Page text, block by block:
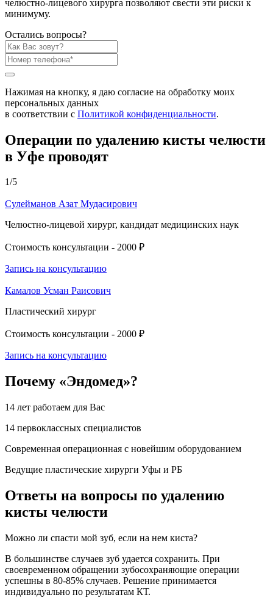
челюстно-лицевого хирурга позволяют свести эти риски к
минимуму.
Остались вопросы?
Нажимая на кнопку, я даю согласие на обработку моих
персональных данных
в соответствии с Политикой конфиденциальности.
Операции по удалению кисты челюсти
в Уфе проводят
1/5
Сулейманов Азат Мудасирович
Челюстно-лицевой хирург, кандидат медицинских наук
Стоимость консультации - 2000 ₽
Запись на консультацию
Камалов Усман Раисович
Пластический хирург
Стоимость консультации - 2000 ₽
Запись на консультацию
Почему «Эндомед»?
14 лет работаем для Вас
14 первоклассных специалистов
Современная операционная с новейшим оборудованием
Ведущие пластические хирурги Уфы и РБ
Ответы на вопросы по удалению
кисты челюсти
Можно ли спасти мой зуб, если на нем киста?
В большинстве случаев зуб удается сохранить. При
своевременном обращении зубосохраняющие операции
успешны в 80-85% случаев. Решение принимается
индивидуально по результатам КТ.